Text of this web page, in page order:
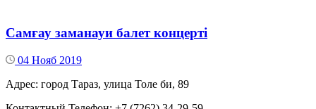
Самғау заманауи балет концерті
04 Нояб 2019
Адрес: город Тараз, улица Толе би, 89